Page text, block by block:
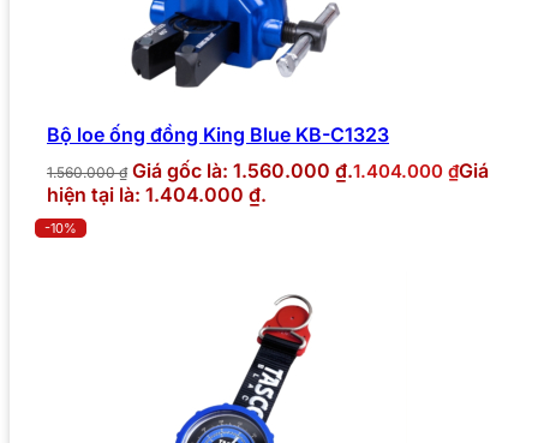
Bộ loe ống đồng King Blue KB-C1323
1.560.000₫ Giá gốc là: 1.560.000 ₫.1.404.000 ₫Giá
hiện tại là: 1.404.000 ₫.
-10%